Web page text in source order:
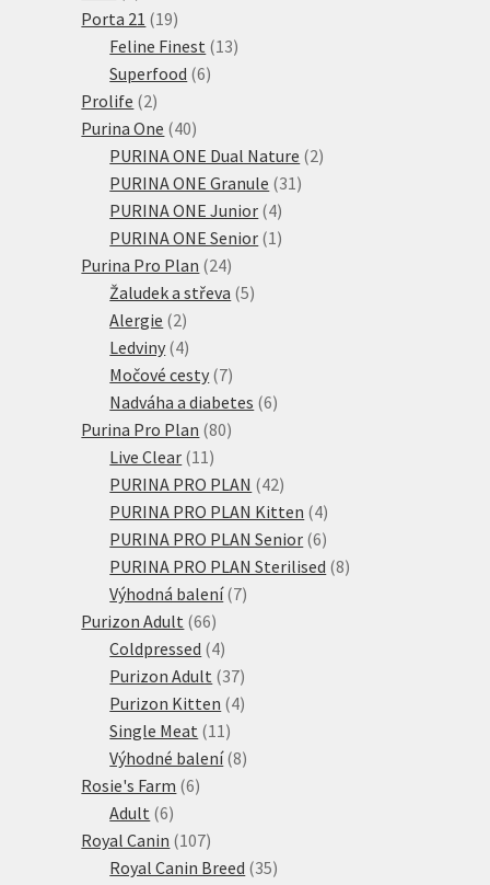
produkt
Porta 21 1919
produktů
Feline Finest 1313
Superfood 66
Prolife 22
produkty
Purina One 4040
produktů
PURINA ONE Dual Nature 22
PURINA ONE Granule 31 31
PURINA ONE Junior 44
produkty
PURINA ONE Senior 1 1
Purina Pro Plan 2424
produktů
Žaludek a střeva 55
Alergie 22
produkty
Ledviny 44
produkty
Močové cesty 77
produktů
Nadváha a diabetes 66
Purina Pro Plan 8080
Live Clear 11 11
produktů
PURINA PRO PLAN 4242
produktů
PURINA PRO PLAN Kitten 44
produkty
PURINA PRO PLAN Senior 66
produktů
PURINA PRO PLAN Sterilised 88
Výhodná balení 77
Purizon Adult 6666
produktů
Coldpressed 44
produkty
Purizon Adult 3737
produktů
Purizon Kitten 44
Single Meat 11 11
produktů
Výhodné balení 88
Rosie's Farm 66
Adult 66
produktů
Royal Canin 107107
produktů
Royal Canin Breed 3535